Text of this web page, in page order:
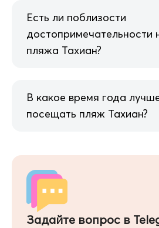
Есть ли поблизости
достопримечательности
пляжа Тахиан?
В какое время года
посещать пляж Тахиан?
Задайте вопрос в